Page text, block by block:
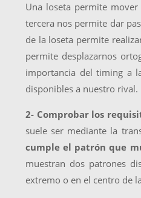
Una loseta permite
tercera nos permite dar
de la loseta permite
permite desplazarnos
importancia del timing a
disponibles a nuestro rival.
2- Comprobar los
suele ser mediante la
cumple el patrón que
muestran dos patrones
extremo o en el centro de